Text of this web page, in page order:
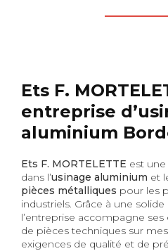
Ets F.
entreprise
aluminium
Ets F. MORTELETTE est
dans l’usinage aluminium et
pièces métalliques pour les
industriels. Grâce à une
l’entreprise accompagne ses
de pièces techniques sur
exigences de qualité et de